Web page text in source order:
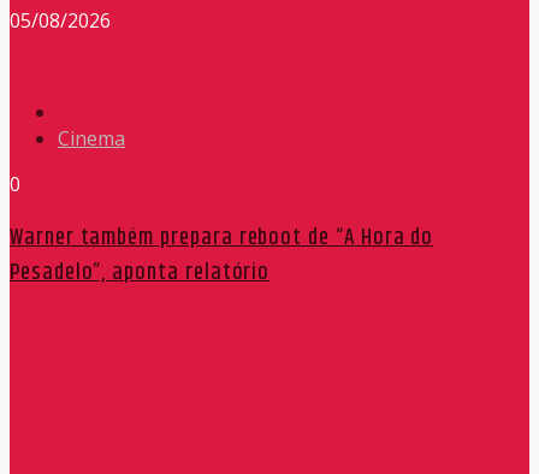
05/08/2026
Cinema
0
Warner também prepara reboot de “A Hora do
Pesadelo”, aponta relatório